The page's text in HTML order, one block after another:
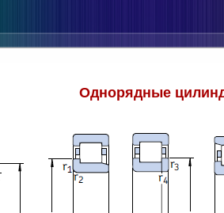
Однорядные